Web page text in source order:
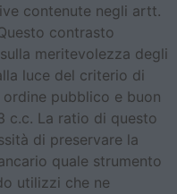
contenute negli artt.
contrasto
meritevolezza degli
luce del criterio di
pubblico e buon
c.c. La ratio di questo
di preservare la
quale strumento
utilizzi che ne